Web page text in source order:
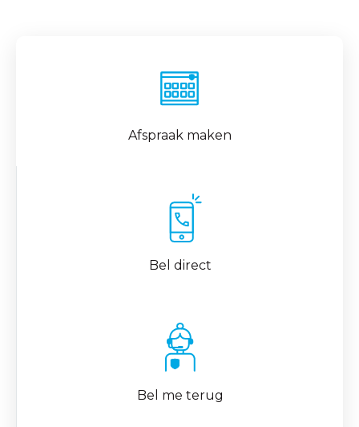
Afspraak maken
Bel direct
Bel me terug